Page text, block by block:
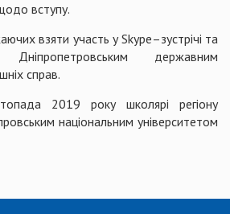
вступу.
взяти участь у Skype–зустрічі та
державним
справ.
2019 року школярі регіону
національним університетом